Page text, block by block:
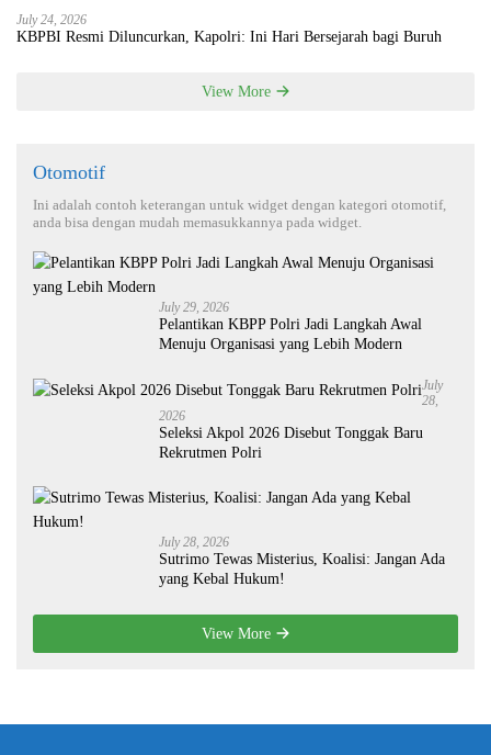
July 24, 2026
KBPBI Resmi Diluncurkan, Kapolri: Ini Hari Bersejarah bagi Buruh
View More
Otomotif
Ini adalah contoh keterangan untuk widget dengan kategori otomotif,
anda bisa dengan mudah memasukkannya pada widget.
July 29, 2026
Pelantikan KBPP Polri Jadi Langkah Awal
Menuju Organisasi yang Lebih Modern
July
28,
2026
Seleksi Akpol 2026 Disebut Tonggak Baru
Rekrutmen Polri
July 28, 2026
Sutrimo Tewas Misterius, Koalisi: Jangan Ada
yang Kebal Hukum!
View More